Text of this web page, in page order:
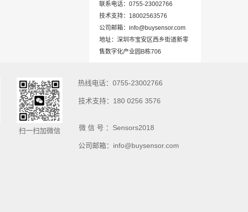
联系电话：0755-23002766
技术支持：18002563576
公司邮箱：info@buysensor.com
地址：深圳市宝安区西乡街道新零
售数字化产业园B栋706
扫一扫加微信
技术支持：180 0256 3576
热线电话：0755-23002766
公司邮箱：info@buysensor.com
微 信 号 ：Sensors2018